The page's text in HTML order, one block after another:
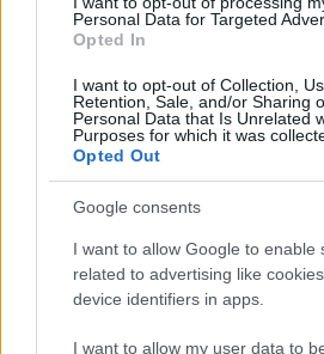
Personal Data for Targeted
Opted In
I want to opt-out of Collection,
Retention, Sale, and/or Sharing
Personal Data that Is Unrelated
Purposes for which it was
Opted Out
Google consents
I want to allow Google to enable
related to advertising like
device identifiers in apps.
I want to allow my user data to
BDS-párti Rashida Tlaibot.
az új, szocialista gazdasági
kampányoló képviselők ma
Obama-követők elsőszámú
legbefolyásosabb példái.
A publicisztika Amerikára
értelmezi azt, hogy a
vezérvonala vitatható, és
ingoványos talajon próbál